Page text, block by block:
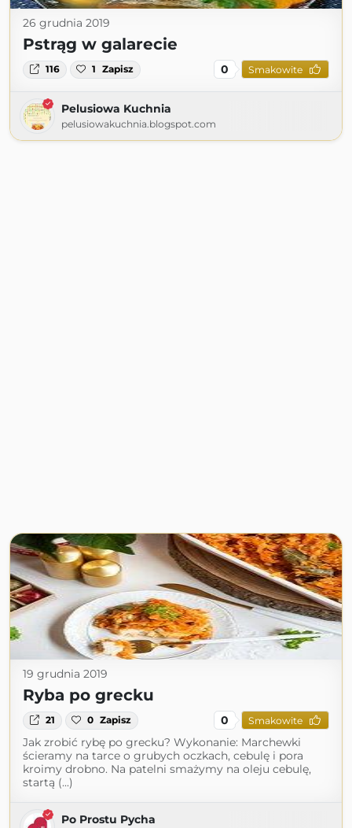
26 grudnia 2019
Pstrąg w galarecie
116 1 Zapisz 0 Smakowite
Pelusiowa Kuchnia
pelusiowakuchnia.blogspot.com
19 grudnia 2019
Ryba po grecku
21 0 Zapisz 0 Smakowite
Jak zrobić rybę po grecku? Wykonanie: Marchewki
ścieramy na tarce o grubych oczkach, cebulę i pora
kroimy drobno. Na patelni smażymy na oleju cebulę,
startą (...)
Po Prostu Pycha